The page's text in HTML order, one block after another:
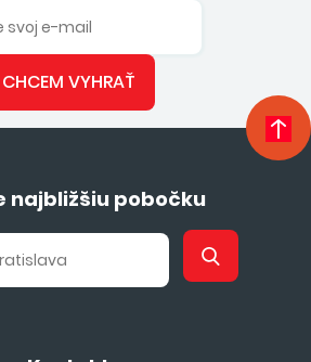
CHCEM VYHRAŤ
najbližšiu pobočku